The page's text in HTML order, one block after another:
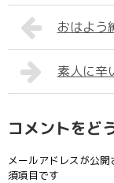
おはよう
素人に辛
コメントをど
メールアドレスが公開
須項目です